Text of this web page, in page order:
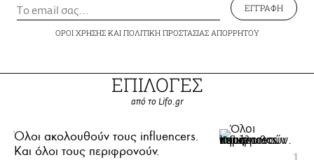
ΕΓΓΡΑΦΗ
ΟΡΟΙ ΧΡΗΣΗΣΚΑΙ ΠΟΛΙΤΙΚΗ ΠΡΟΣΤΑΣΙΑΣ ΑΠΟΡΡΗΤΟΥ
ΕΠΙΛΟΓΕΣ
από το Lifo.gr
Όλοι ακολουθούν τους influencers.
Και όλοι τους περιφρονούν.